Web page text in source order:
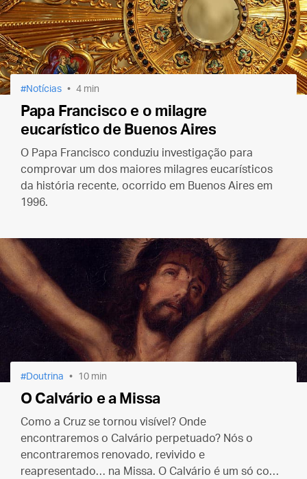
Notícias 4 min
Papa Francisco e o milagre
eucarístico de Buenos Aires
O Papa Francisco conduziu investigação para
comprovar um dos maiores milagres eucarísticos
da história recente, ocorrido em Buenos Aires em
1996.
Doutrina 10 min
O Calvário e a Missa
Como a Cruz se tornou visível? Onde
encontraremos o Calvário perpetuado? Nós o
encontraremos renovado, revivido e
reapresentado… na Missa. O Calvário é um só com